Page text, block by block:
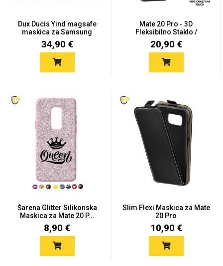
Dux Ducis Yind magsafe
maskica za Samsung
Gala...
34,90 €
Mate 20 Pro - 3D
Fleksibilno Staklo /
Fleksibi...
20,90 €
Šarena Glitter Silikonska
Maskica za Mate 20 P...
8,90 €
Slim Flexi Maskica za Mate
20 Pro
10,90 €
Za njega
Svijet životinja Auto - Moto motivi
Mandale / Cvjetni
motivi
Citati & Stihovi